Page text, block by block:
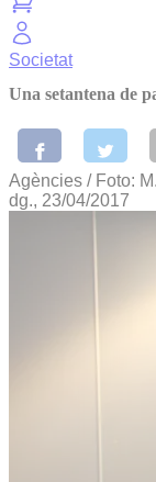
Societat
Una setantena de
Agències / Foto:
dg., 23/04/2017